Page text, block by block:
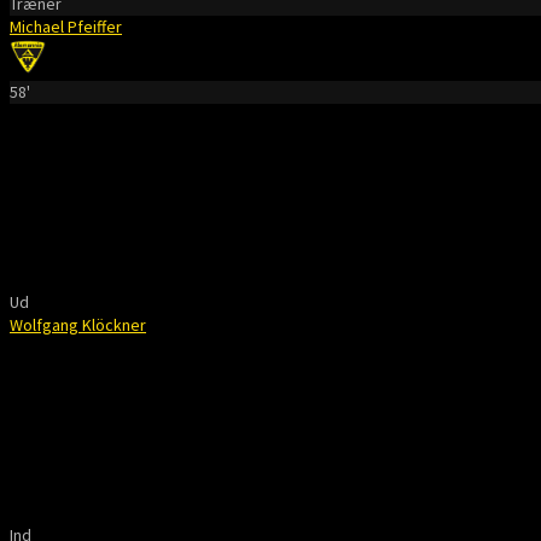
Michael Pfeiffer
58'
Ud
Wolfgang Klöckner
Ind